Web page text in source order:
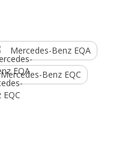
Mercedes-Benz EQA
Mercedes-Benz EQC